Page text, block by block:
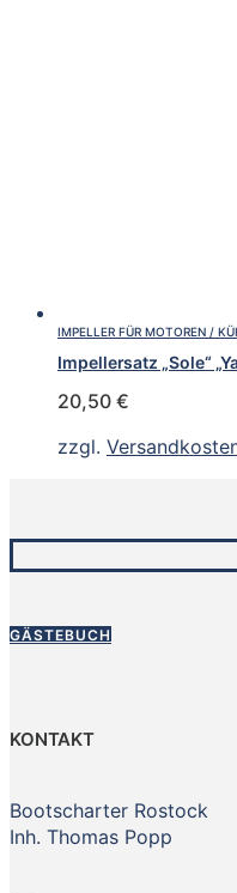
IMPELLER FÜR MOTOREN /
Impellersatz „Sole“
20,50 €
zzgl.
GÄSTEBUCH
KONTAKT
Bootscharter Rostock
Inh. Thomas Popp